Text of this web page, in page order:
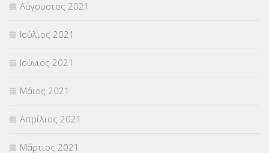
Αύγουστος 2021
Ιούλιος 2021
Ιούνιος 2021
Μάιος 2021
Απρίλιος 2021
Μάρτιος 2021